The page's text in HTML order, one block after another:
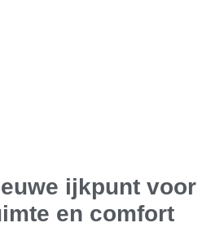
ijkpunt voor
en comfort